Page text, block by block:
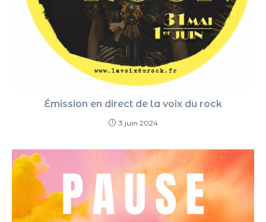
Émission en direct de la voix du rock
3 juin 2024